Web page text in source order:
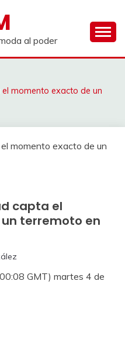
al poder
momento exacto de un
capta el
terremoto en
GMT) martes 4 de